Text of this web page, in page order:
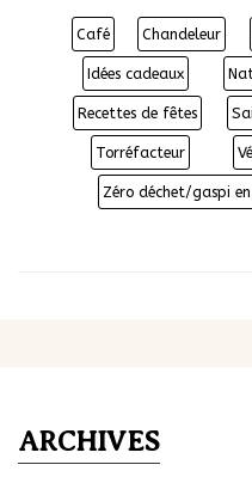
Café Chandeleur
Idées cadeaux
Recettes de fêtes
Torréfacteur
Zéro déchet/gaspi en
ARCHIVES